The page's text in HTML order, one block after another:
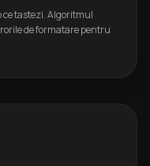
tastezi. Algoritmul
de formatare pentru